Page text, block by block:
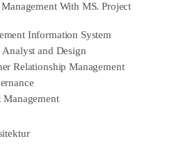
With MS. Project
Information System
and Design
Relationship Management